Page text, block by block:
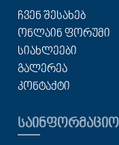
ᲩᲕᲔᲜ ᲨᲔᲡᲐᲮᲔᲑ
ᲝᲜᲚᲐᲘᲜ ᲤᲝᲠᲣᲛᲘ
ᲡᲘᲐᲮᲚᲔᲔᲑᲘ
ᲒᲐᲚᲔᲠᲔᲐ
ᲙᲝᲜᲢᲐᲥᲢᲘ
ᲡᲐᲘᲜᲤᲝᲠᲛᲐᲪᲘᲝ